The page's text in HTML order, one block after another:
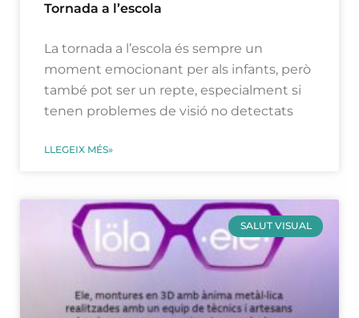
Tornada a l’escola
La tornada a l’escola és sempre un
moment emocionant per als infants, però
també pot ser un repte, especialment si
tenen problemes de visió no detectats
LLEGEIX MÉS»
SALUT VISUAL